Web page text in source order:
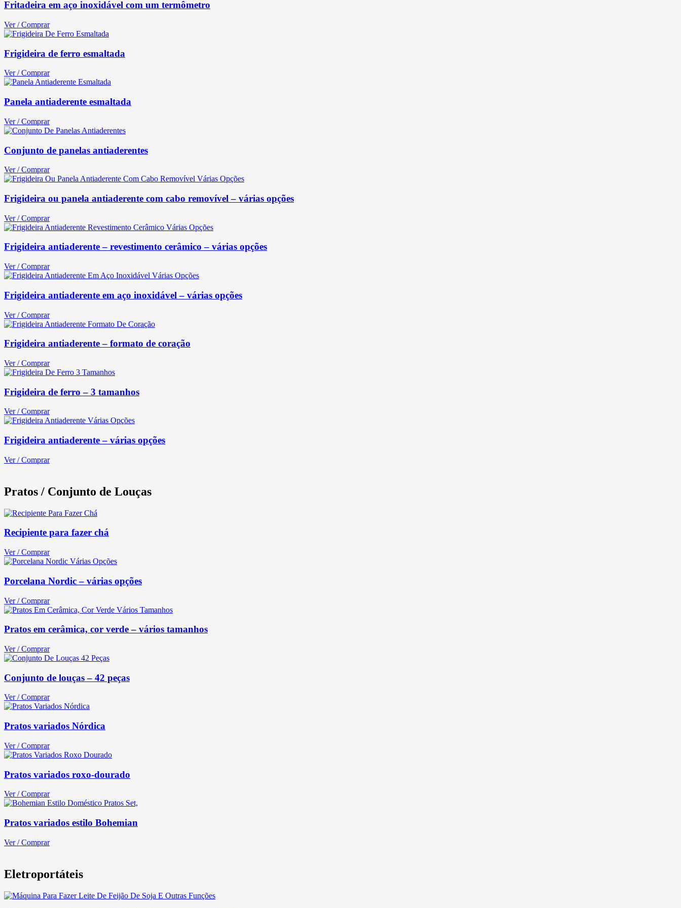
Fritadeira em aço inoxidável com um termômetro
Ver / Comprar
Frigideira de ferro esmaltada
Ver / Comprar
Panela antiaderente esmaltada
Ver / Comprar
Conjunto de panelas antiaderentes
Ver / Comprar
Frigideira ou panela antiaderente com cabo removível – várias opções
Ver / Comprar
Frigideira antiaderente – revestimento cerâmico – várias opções
Ver / Comprar
Frigideira antiaderente em aço inoxidável – várias opções
Ver / Comprar
Frigideira antiaderente – formato de coração
Ver / Comprar
Frigideira de ferro – 3 tamanhos
Ver / Comprar
Frigideira antiaderente – várias opções
Ver / Comprar
Pratos / Conjunto de Louças
Recipiente para fazer chá
Ver / Comprar
Porcelana Nordic – várias opções
Ver / Comprar
Pratos em cerâmica, cor verde – vários tamanhos
Ver / Comprar
Conjunto de louças – 42 peças
Ver / Comprar
Pratos variados Nórdica
Ver / Comprar
Pratos variados roxo-dourado
Ver / Comprar
Pratos variados estilo Bohemian
Ver / Comprar
Eletroportáteis